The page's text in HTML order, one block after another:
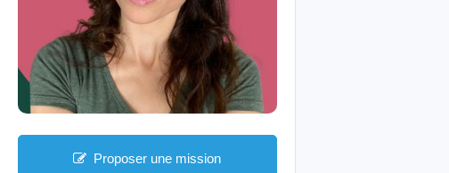
Proposer une mission